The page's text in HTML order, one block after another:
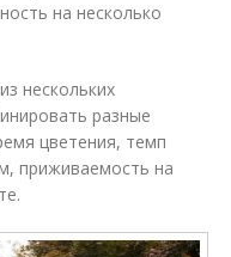
на несколько
нескольких
разные
цветения, темп
приживаемость на